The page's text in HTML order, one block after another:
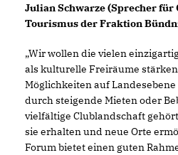
Julian Schwarze (Sprecher
Tourismus der Fraktion
Wir wollen die vielen
als kulturelle Freiräume
Möglichkeiten auf
durch steigende Mieten oder
vielfältige Clublandschaft
sie erhalten und neue Orte
Forum bietet einen guten